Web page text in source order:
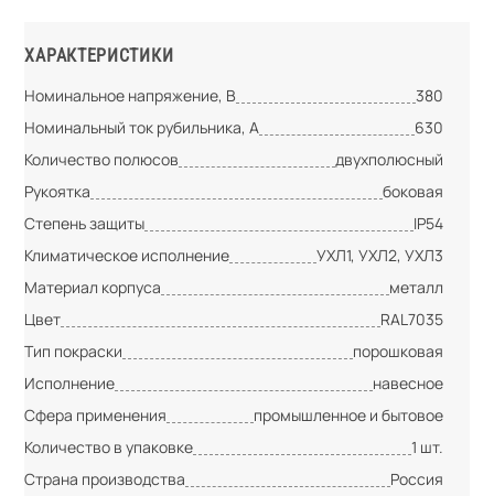
ХАРАКТЕРИСТИКИ
Номинальное напряжение, В
380
Номинальный ток рубильника, А
630
Количество полюсов
двухполюсный
Рукоятка
боковая
Степень защиты
IP54
Климатическое исполнение
УХЛ1, УХЛ2, УХЛ3
Материал корпуса
металл
Цвет
RAL7035
Тип покраски
порошковая
Исполнение
навесное
Сфера применения
промышленное и бытовое
Количество в упаковке
1 шт.
Страна производства
Россия